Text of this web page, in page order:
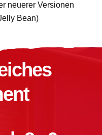
neuerer Versionen
Bean)